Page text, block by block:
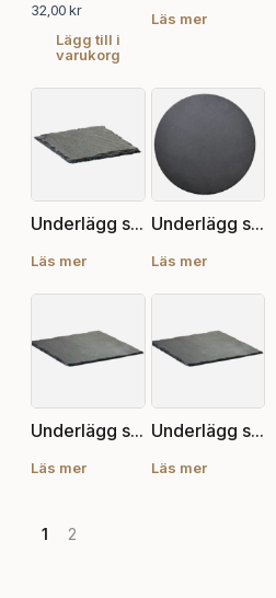
32,00kr
Lägg till i
varukorg
Läs mer
Underlägg skiffer, 15×15 cm
Läs mer
Underlägg skiffer, 20 cm diam
Läs mer
Underlägg skiffer, 20×20 cm
Läs mer
Underlägg skiffer, 30×30 cm
Läs mer
1 2